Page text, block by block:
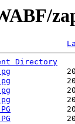
Directory